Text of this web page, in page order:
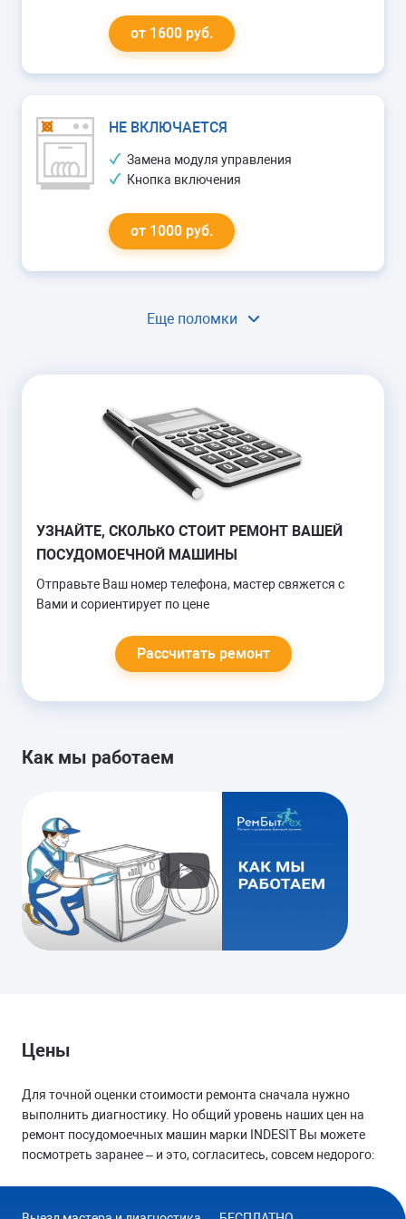
от 1600 руб.
НЕ ВКЛЮЧАЕТСЯ
Замена модуля управления
Кнопка включения
от 1000 руб.
ГОРИТ ОШИБКА
Замена сливного насоса
от 1000 руб.
ПЛОХО МОЕТ
Замена разбрызгивателя
Замена термодатчика
ТЕЧЕТ
Замена уплотнителя дверцы
МИГАЮТ ИНДИКАТОРЫ
Еще поломки
УЗНАЙТЕ, СКОЛЬКО СТОИТ РЕМОНТ ВАШЕЙ
ПОСУДОМОЕЧНОЙ МАШИНЫ
Отправьте Ваш номер телефона, мастер свяжется с
Вами и сориентирует по цене
Рассчитать ремонт
Как мы работаем
Цены
Для точной оценки стоимости ремонта сначала нужно
выполнить диагностику. Но общий уровень наших цен на
ремонт посудомоечных машин марки INDESIT Вы можете
посмотреть заранее – и это, согласитесь, совсем недорого: